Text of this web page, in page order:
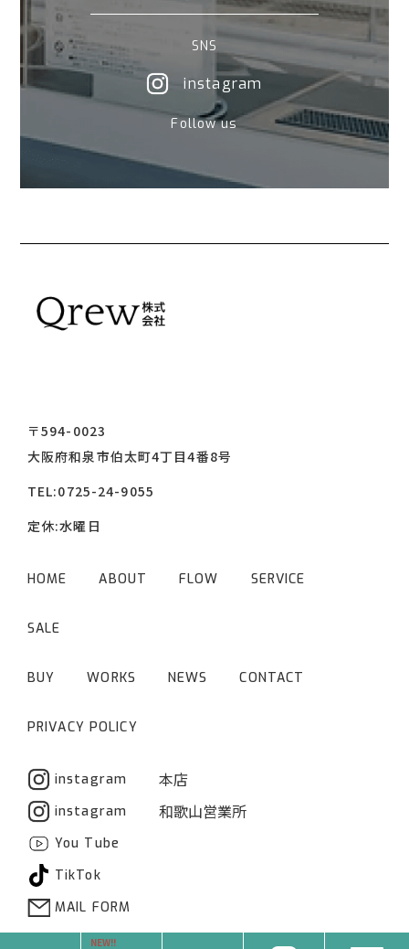
SNS
instagram
Follow us
〒594-0023
大阪府和泉市伯太町4丁目4番8号
TEL:0725-24-9055
定休:水曜日
HOME ABOUT FLOW SERVICE
SALE
BUY WORKS NEWS CONTACT
PRIVACY POLICY
instagram 本店
instagram 和歌山営業所
You Tube
TikTok
MAIL FORM